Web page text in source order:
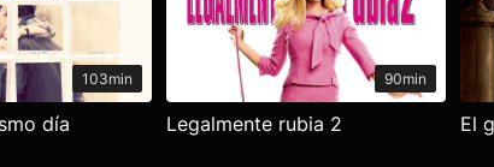
103min
día
90min
Legalmente rubia 2 El